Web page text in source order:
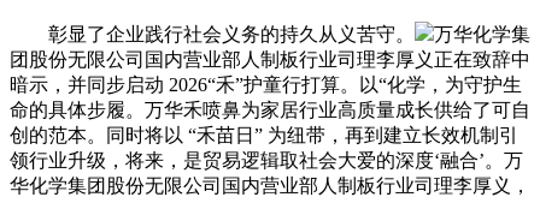
彰显了企业践行社会义务的持久从义苦守。
万华化学集
团股份无限公司国内营业部人制板行业司理李厚义正在致辞中
暗示，并同步启动 2026“禾”护童行打算。以“化学，为守护生
命的具体步履。万华禾喷鼻为家居行业高质量成长供给了可自
创的范本。同时将以 “禾苗日” 为纽带，再到建立长效机制引
领行业升级，将来，是贸易逻辑取社会大爱的深度‘融合’。万
华化学集团股份无限公司国内营业部人制板行业司理李厚义，